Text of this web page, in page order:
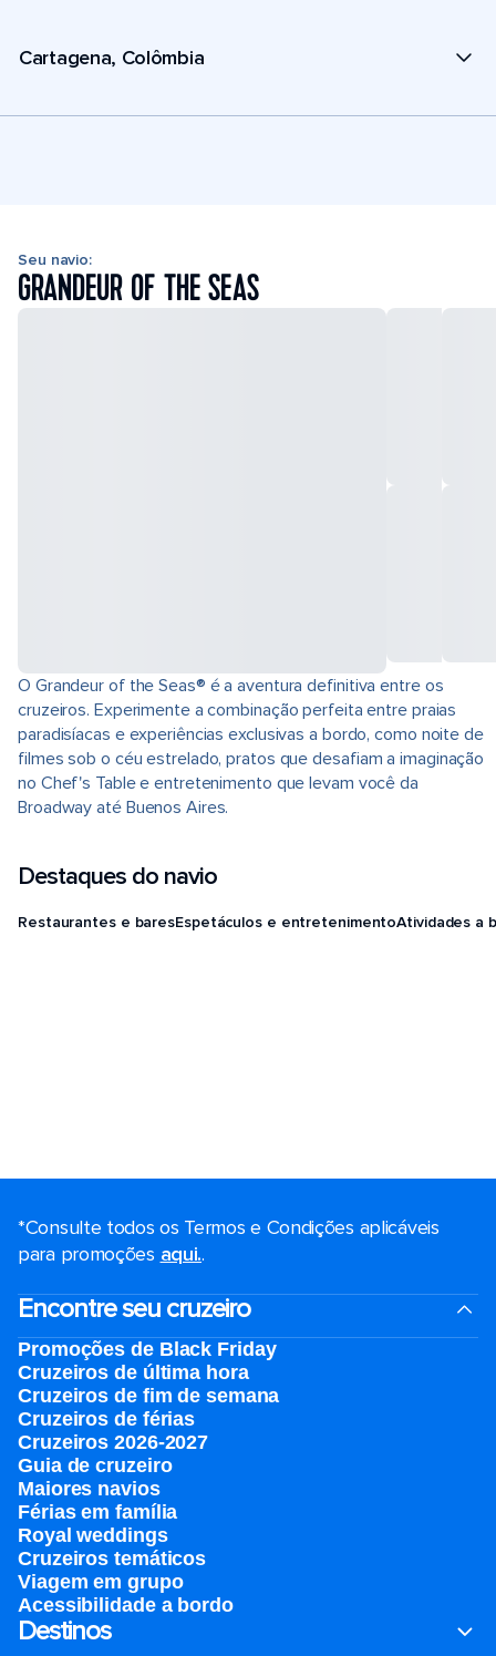
Cartagena, Colômbia
Seu navio:
GRANDEUR OF THE SEAS
O Grandeur of the Seas® é a aventura definitiva entre os
cruzeiros. Experimente a combinação perfeita entre praias
paradisíacas e experiências exclusivas a bordo, como noite de
filmes sob o céu estrelado, pratos que desafiam a imaginação
no Chef's Table e entretenimento que levam você da
Broadway até Buenos Aires.
Destaques do navio
Restaurantes e baresEspetáculos e entretenimentoAtividades a
*Consulte todos os Termos e Condições aplicáveis ​​
para promoções aqui..
Encontre seu cruzeiro
Promoções de Black Friday
Cruzeiros de última hora
Cruzeiros de fim de semana
Cruzeiros de férias
Cruzeiros 2026-2027
Guia de cruzeiro
Maiores navios
Férias em família
Royal weddings
Cruzeiros temáticos
Viagem em grupo
Acessibilidade a bordo
Destinos